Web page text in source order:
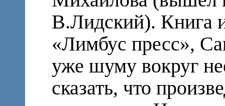
В.Лидский). Книга
«Лимбус пресс»,
уже шуму вокруг
сказать, что